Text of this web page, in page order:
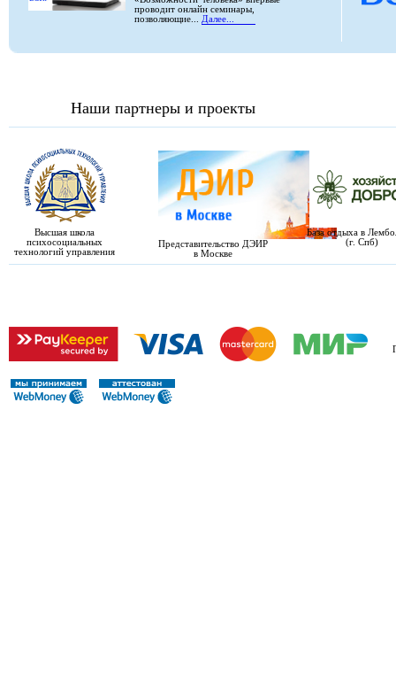
проводит онлайн семинары,
позволяющие... Далее...
Наши партнеры и проекты
Высшая школа
психосоциальных
технологий управления
Представительство ДЭИР
в Москве
База отдыха в
(г. Спб)